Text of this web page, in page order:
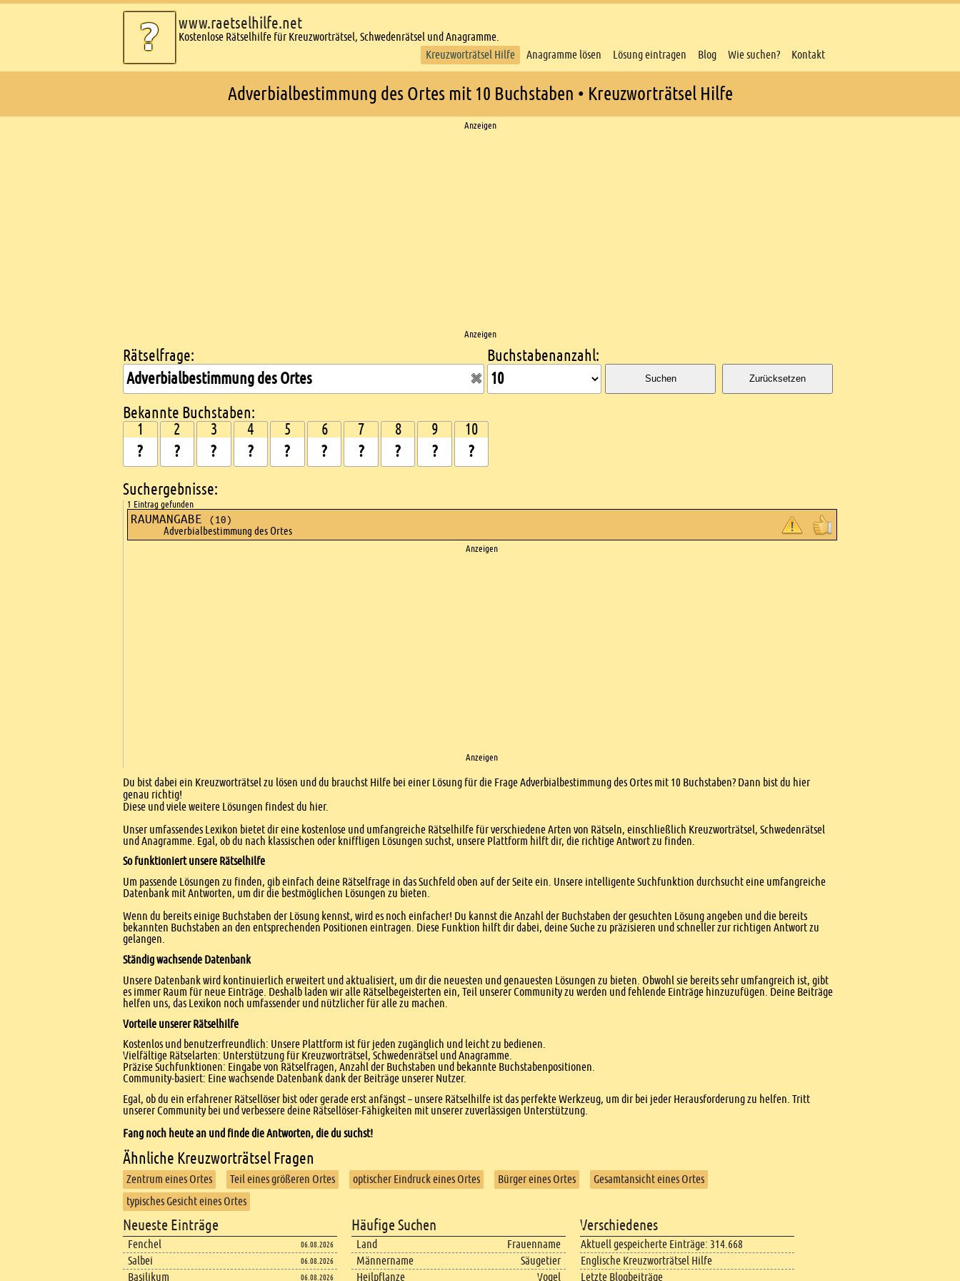
www.raetselhilfe.net
Kostenlose Rätselhilfe für Kreuzworträtsel, Schwedenrätsel und Anagramme.
Kreuzworträtsel Hilfe
Anagramme lösen Lösung eintragen Blog Wie suchen? Kontakt
Adverbialbestimmung des Ortes mit 10 Buchstaben • Kreuzworträtsel Hilfe
Anzeigen
Anzeigen
Kreuzworträtsel suchen
Rätselfrage: Buchstabenanzahl:
Suchen Zurücksetzen
Bekannte Buchstaben:
1 2 3 4 5 6 7 8 9 10
Suchergebnisse:
1 Eintrag gefunden
RAUMANGABE (10)
Adverbialbestimmung des Ortes
Anzeigen
Anzeigen
Einleitung
Du bist dabei ein Kreuzworträtsel zu lösen und du brauchst Hilfe bei einer Lösung für die Frage Adverbialbestimmung des Ortes mit 10 Buchstaben? Dann bist du hier
genau richtig!
Diese und viele weitere Lösungen findest du hier.
Unser umfassendes Lexikon bietet dir eine kostenlose und umfangreiche Rätselhilfe für verschiedene Arten von Rätseln, einschließlich Kreuzworträtsel, Schwedenrätsel
und Anagramme. Egal, ob du nach klassischen oder kniffligen Lösungen suchst, unsere Plattform hilft dir, die richtige Antwort zu finden.
So funktioniert unsere Rätselhilfe
Um passende Lösungen zu finden, gib einfach deine Rätselfrage in das Suchfeld oben auf der Seite ein. Unsere intelligente Suchfunktion durchsucht eine umfangreiche
Datenbank mit Antworten, um dir die bestmöglichen Lösungen zu bieten.
Wenn du bereits einige Buchstaben der Lösung kennst, wird es noch einfacher! Du kannst die Anzahl der Buchstaben der gesuchten Lösung angeben und die bereits
bekannten Buchstaben an den entsprechenden Positionen eintragen. Diese Funktion hilft dir dabei, deine Suche zu präzisieren und schneller zur richtigen Antwort zu
gelangen.
Ständig wachsende Datenbank
Unsere Datenbank wird kontinuierlich erweitert und aktualisiert, um dir die neuesten und genauesten Lösungen zu bieten. Obwohl sie bereits sehr umfangreich ist, gibt
es immer Raum für neue Einträge. Deshalb laden wir alle Rätselbegeisterten ein, Teil unserer Community zu werden und fehlende Einträge hinzuzufügen. Deine Beiträge
helfen uns, das Lexikon noch umfassender und nützlicher für alle zu machen.
Vorteile unserer Rätselhilfe
Kostenlos und benutzerfreundlich: Unsere Plattform ist für jeden zugänglich und leicht zu bedienen.
Vielfältige Rätselarten: Unterstützung für Kreuzworträtsel, Schwedenrätsel und Anagramme.
Präzise Suchfunktionen: Eingabe von Rätselfragen, Anzahl der Buchstaben und bekannte Buchstabenpositionen.
Community-basiert: Eine wachsende Datenbank dank der Beiträge unserer Nutzer.
Egal, ob du ein erfahrener Rätsellöser bist oder gerade erst anfängst – unsere Rätselhilfe ist das perfekte Werkzeug, um dir bei jeder Herausforderung zu helfen. Tritt
unserer Community bei und verbessere deine Rätsellöser-Fähigkeiten mit unserer zuverlässigen Unterstützung.
Fang noch heute an und finde die Antworten, die du suchst!
Ähnliche Kreuzworträtsel Fragen
Zentrum eines Ortes Teil eines größeren Ortes optischer Eindruck eines Ortes Bürger eines Ortes
Gesamtansicht eines Ortes
typisches Gesicht eines Ortes
Footer content
Neueste Einträge
Fenchel 06.08.2026
Salbei 06.08.2026
Basilikum 06.08.2026
Häufige Suchen
Land
Frauenname
Männername
Säugetier
Heilpflanze
Vogel
Verschiedenes
Aktuell gespeicherte Einträge: 314.668
Englische Kreuzworträtsel Hilfe
Letzte Blogbeiträge